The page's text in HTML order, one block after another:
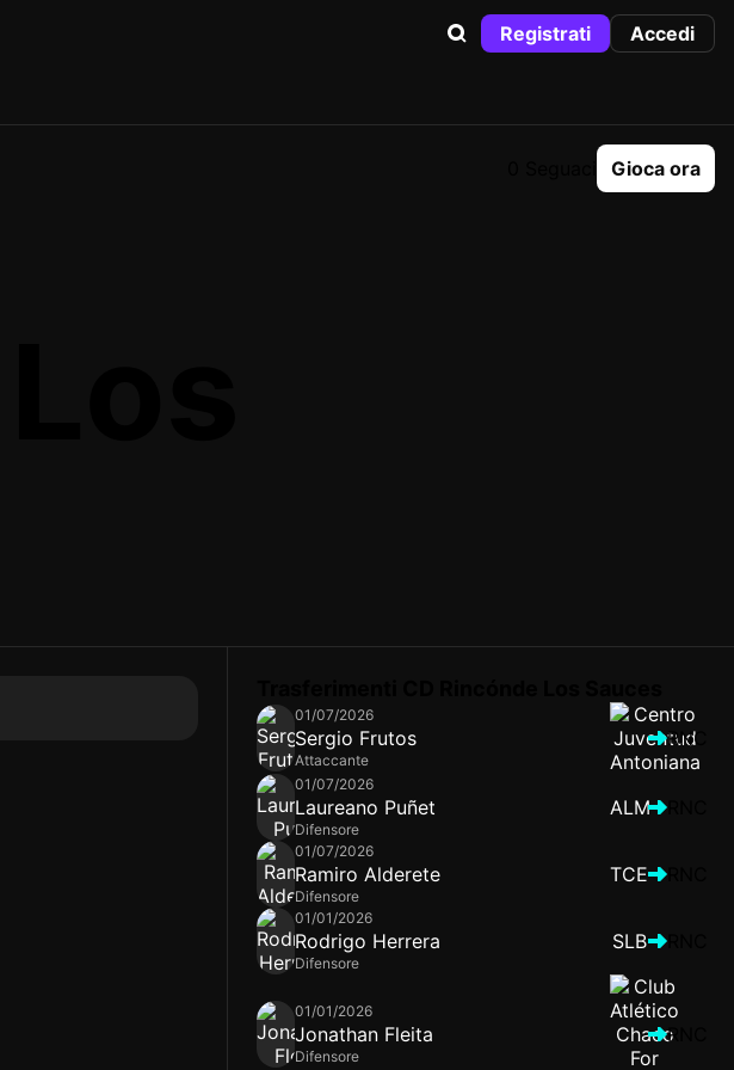
Registrati Accedi
Gioca ora
01/07/2026
Sergio Frutos
Attaccante
RNC
01/07/2026
Laureano Puñet
Difensore
ALM
01/07/2026
Ramiro Alderete
Difensore
TCE
01/01/2026
Rodrigo Herrera
Difensore
SLB
01/01/2026
Jonathan Fleita
Difensore
RNC